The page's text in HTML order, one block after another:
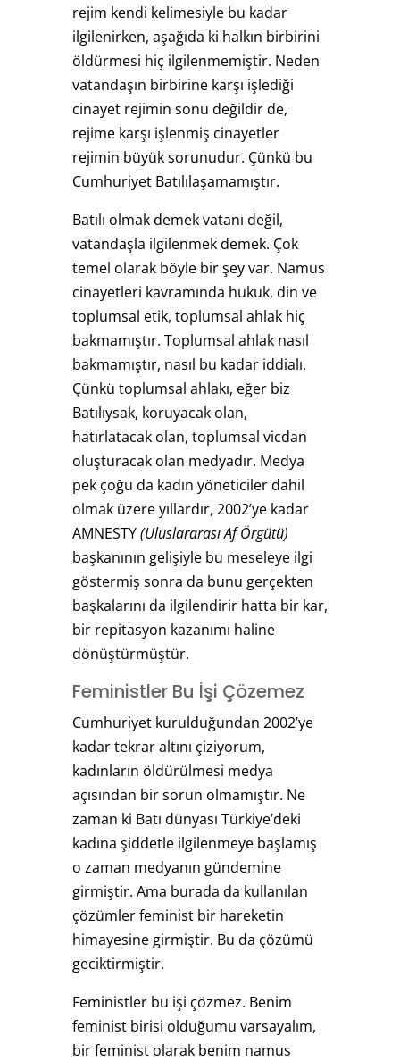
rejim kendi kelimesiyle bu kadar
ilgilenirken, aşağıda ki halkın birbirini
öldürmesi hiç ilgilenmemiştir. Neden
vatandaşın birbirine karşı işlediği
cinayet rejimin sonu değildir de,
rejime karşı işlenmiş cinayetler
rejimin büyük sorunudur. Çünkü bu
Cumhuriyet Batılılaşamamıştır.
Batılı olmak demek vatanı değil,
vatandaşla ilgilenmek demek. Çok
temel olarak böyle bir şey var. Namus
cinayetleri kavramında hukuk, din ve
toplumsal etik, toplumsal ahlak hiç
bakmamıştır. Toplumsal ahlak nasıl
bakmamıştır, nasıl bu kadar iddialı.
Çünkü toplumsal ahlakı, eğer biz
Batılıysak, koruyacak olan,
hatırlatacak olan, toplumsal vicdan
oluşturacak olan medyadır. Medya
pek çoğu da kadın yöneticiler dahil
olmak üzere yıllardır, 2002’ye kadar
AMNESTY(Uluslararası Af Örgütü)
başkanının gelişiyle bu meseleye ilgi
göstermiş sonra da bunu gerçekten
başkalarını da ilgilendirir hatta bir kar,
bir repitasyon kazanımı haline
dönüştürmüştür.
Feministler Bu İşi Çözemez
Cumhuriyet kurulduğundan 2002’ye
kadar tekrar altını çiziyorum,
kadınların öldürülmesi medya
açısından bir sorun olmamıştır. Ne
zaman ki Batı dünyası Türkiye’deki
kadına şiddetle ilgilenmeye başlamış
o zaman medyanın gündemine
girmiştir. Ama burada da kullanılan
çözümler feminist bir hareketin
himayesine girmiştir. Bu da çözümü
geciktirmiştir.
Feministler bu işi çözmez. Benim
feminist birisi olduğumu varsayalım,
bir feminist olarak benim namus